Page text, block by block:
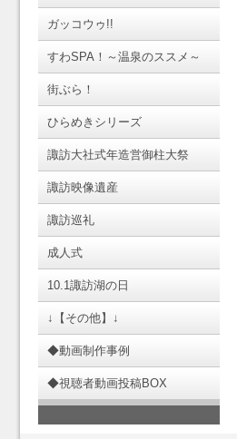
ガッコウゥ!!
すわSPA！～温泉のススメ～
街ぶら！
ひらめきシリーズ
諏訪大社式年造営御柱大祭
諏訪映像遺産
諏訪巡礼
成人式
10.1諏訪湖の日
↓【その他】↓
◆動画制作事例
◆視聴者動画投稿BOX